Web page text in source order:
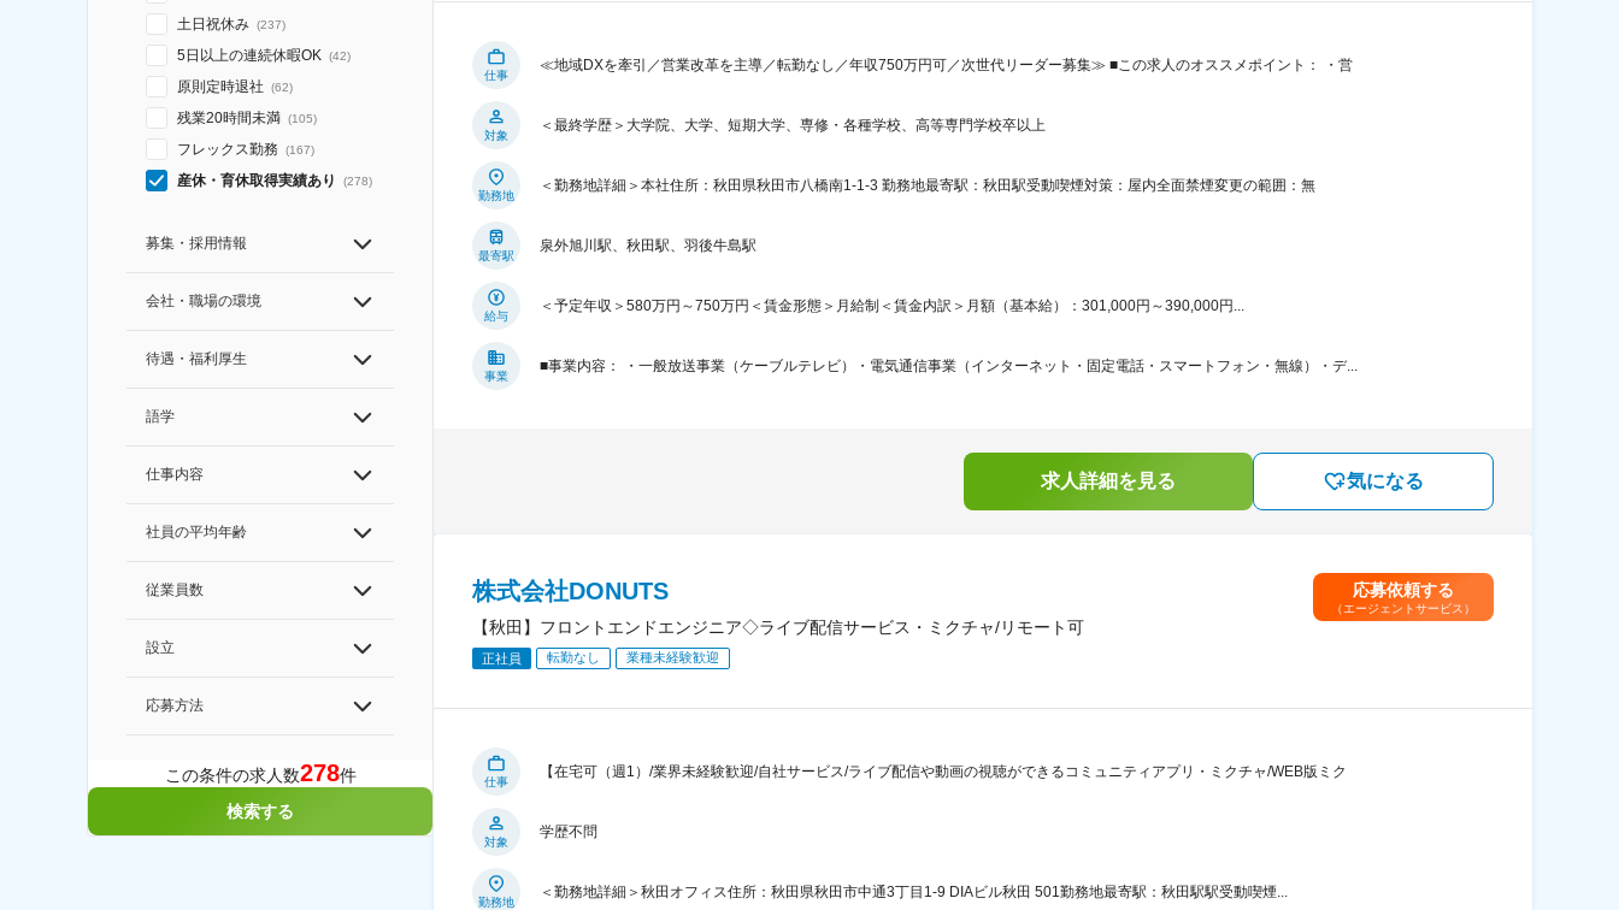
土日祝休み (237)
5日以上の連続休暇OK (42)
原則定時退社 (62)
残業20時間未満 (105)
フレックス勤務 (167)
産休・育休取得実績あり (278)
募集・採用情報
会社・職場の環境
待遇・福利厚生
語学
仕事内容
社員の平均年齢
従業員数
設立
応募方法
この条件の求人数278件
検索する
仕事
≪地域DXを牽引／営業改革を主導／転勤なし／年収750万円可／次世代リーダー募集≫ ■この求人のオススメポイント： ・営
対象
＜最終学歴＞大学院、大学、短期大学、専修・各種学校、高等専門学校卒以上
勤務地
＜勤務地詳細＞本社住所：秋田県秋田市八橋南1-1-3 勤務地最寄駅：秋田駅受動喫煙対策：屋内全面禁煙変更の範囲：無
最寄駅
泉外旭川駅、秋田駅、羽後牛島駅
給与
＜予定年収＞580万円～750万円＜賃金形態＞月給制＜賃金内訳＞月額（基本給）：301,000円～390,000円...
事業
■事業内容： ・一般放送事業（ケーブルテレビ）・電気通信事業（インターネット・固定電話・スマートフォン・無線）・デ...
求人詳細を見る 気になる
株式会社DONUTS
【秋田】フロントエンドエンジニア◇ライブ配信サービス・ミクチャ/リモート可
正社員 転勤なし 業種未経験歓迎
応募依頼する
（エージェントサービス）
仕事
【在宅可（週1）/業界未経験歓迎/自社サービス/ライブ配信や動画の視聴ができるコミュニティアプリ・ミクチャ/WEB版ミク
対象
学歴不問
勤務地
＜勤務地詳細＞秋田オフィス住所：秋田県秋田市中通3丁目1‐9 DIAビル秋田 501勤務地最寄駅：秋田駅駅受動喫煙...